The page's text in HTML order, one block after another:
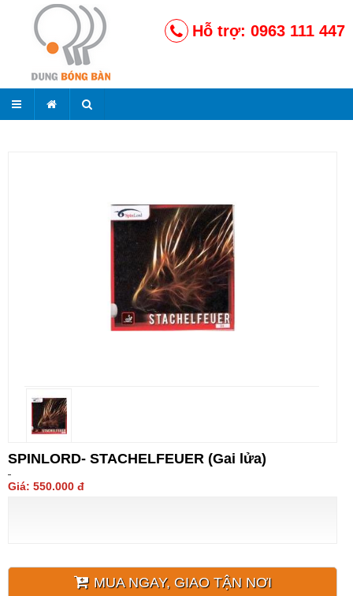
Hỗ trợ: 0963 111 447
SPINLORD- STACHELFEUER (Gai lửa)
Giá: 550.000 đ
MUA NGAY, GIAO TẬN NƠI